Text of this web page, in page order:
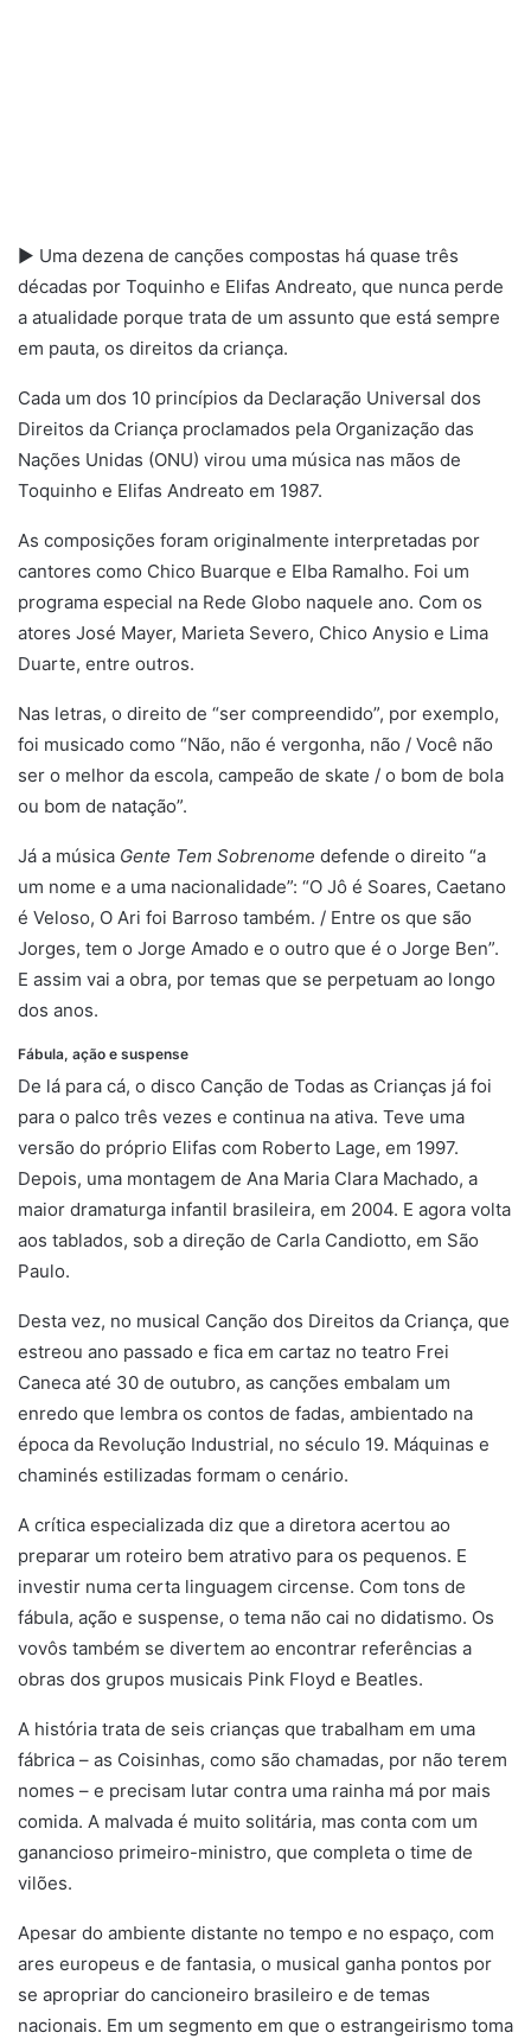
► Uma dezena de canções compostas há quase três
décadas por Toquinho e Elifas Andreato, que nunca perde
a atualidade porque trata de um assunto que está sempre
em pauta, os direitos da criança.
Cada um dos 10 princípios da Declaração Universal dos
Direitos da Criança proclamados pela Organização das
Nações Unidas (ONU) virou uma música nas mãos de
Toquinho e Elifas Andreato em 1987.
As composições foram originalmente interpretadas por
cantores como Chico Buarque e Elba Ramalho. Foi um
programa especial na Rede Globo naquele ano. Com os
atores José Mayer, Marieta Severo, Chico Anysio e Lima
Duarte, entre outros.
Nas letras, o direito de “ser compreendido”, por exemplo,
foi musicado como “Não, não é vergonha, não / Você não
ser o melhor da escola, campeão de skate / o bom de bola
ou bom de natação”.
Já a música Gente Tem Sobrenome defende o direito “a
um nome e a uma nacionalidade”: “O Jô é Soares, Caetano
é Veloso, O Ari foi Barroso também. / Entre os que são
Jorges, tem o Jorge Amado e o outro que é o Jorge Ben”.
E assim vai a obra, por temas que se perpetuam ao longo
dos anos.
Fábula, ação e suspense
De lá para cá, o disco Canção de Todas as Crianças já foi
para o palco três vezes e continua na ativa. Teve uma
versão do próprio Elifas com Roberto Lage, em 1997.
Depois, uma montagem de Ana Maria Clara Machado, a
maior dramaturga infantil brasileira, em 2004. E agora volta
aos tablados, sob a direção de Carla Candiotto, em São
Paulo.
Desta vez, no musical Canção dos Direitos da Criança, que
estreou ano passado e fica em cartaz no teatro Frei
Caneca até 30 de outubro, as canções embalam um
enredo que lembra os contos de fadas, ambientado na
época da Revolução Industrial, no século 19. Máquinas e
chaminés estilizadas formam o cenário.
A crítica especializada diz que a diretora acertou ao
preparar um roteiro bem atrativo para os pequenos. E
investir numa certa linguagem circense. Com tons de
fábula, ação e suspense, o tema não cai no didatismo. Os
vovôs também se divertem ao encontrar referências a
obras dos grupos musicais Pink Floyd e Beatles.
A história trata de seis crianças que trabalham em uma
fábrica – as Coisinhas, como são chamadas, por não terem
nomes – e precisam lutar contra uma rainha má por mais
comida. A malvada é muito solitária, mas conta com um
ganancioso primeiro-ministro, que completa o time de
vilões.
Apesar do ambiente distante no tempo e no espaço, com
ares europeus e de fantasia, o musical ganha pontos por
se apropriar do cancioneiro brasileiro e de temas
nacionais. Em um segmento em que o estrangeirismo toma